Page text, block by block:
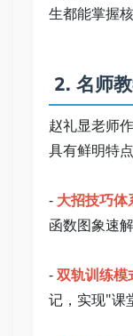
生都能掌握
2. 名师
赵礼显老师
具有鲜明特
- 大招技巧体
函数图象速
- 双轨训练模
记，实现"课